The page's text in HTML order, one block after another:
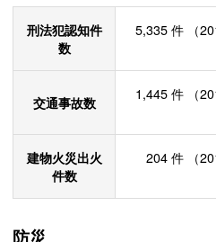
刑法犯認知件
数
5,335 件
（
交通事故数 1,445 件
（
建物火災出火
件数
204 件
（
防災